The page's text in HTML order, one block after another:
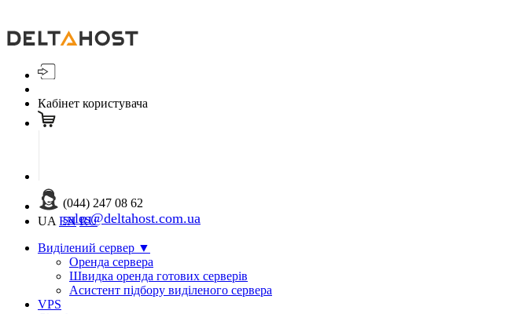
Кабінет користувача
(044) 247 08 62
sales@deltahost.com.ua
UA EN RU
Виділений сервер ▼
Оренда сервера
Швидка оренда готових серверів
Асистент підбору виділеного сервера
VPS